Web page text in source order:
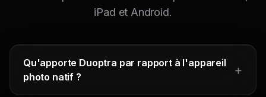
iPad et Android.
Qu'apporte Duoptra par rapport à l'appareil
photo natif ?